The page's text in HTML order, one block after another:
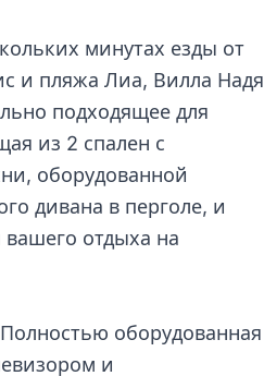
минутах езды от
и пляжа Лиа, Вилла Надя
подходящее для
из 2 спален с
оборудованной
дивана в перголе, и
отдыха на
оборудованная
и